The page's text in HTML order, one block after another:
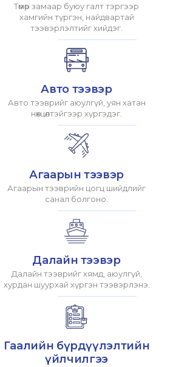
Төмөр замаар буюу галт тэргээр
хамгийн түргэн, найдвартай
тээвэрлэлтийг хийдэг.
Авто тээвэр
Авто тээврийг аюулгүй, уян хатан
нөхцөлтэйгээр хүргэдэг.
Агаарын тээвэр
Агаарын тээврийн цогц шийдлийг
санал болгоно.
Далайн тээвэр
Далайн тээврийг хямд, аюулгүй,
хурдан шуурхай хүргэн тээвэрлэнэ.
Гаалийн бүрдүүлэлтийн
үйлчилгээ